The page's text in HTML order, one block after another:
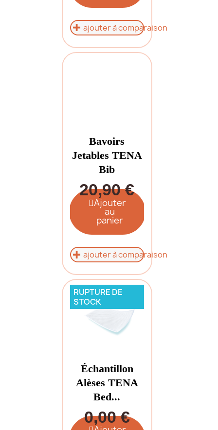
ajouter à comparaison
Bavoirs
Jetables TENA
Bib
20,90 €
Ajouter
au
panier
ajouter à comparaison
Échantillon
Alèses TENA
Bed...
0,00 €
RUPTURE DE
STOCK